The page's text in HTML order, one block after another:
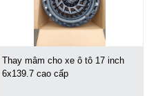
Thay mâm cho xe ô tô 17 inch
6x139.7 cao cấp